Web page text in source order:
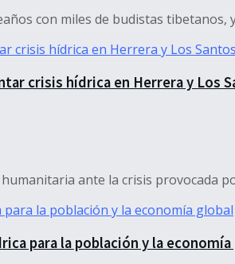
con miles de budistas
crisis hídrica en Herrera y Los
ante la crisis provocada
para la población y la